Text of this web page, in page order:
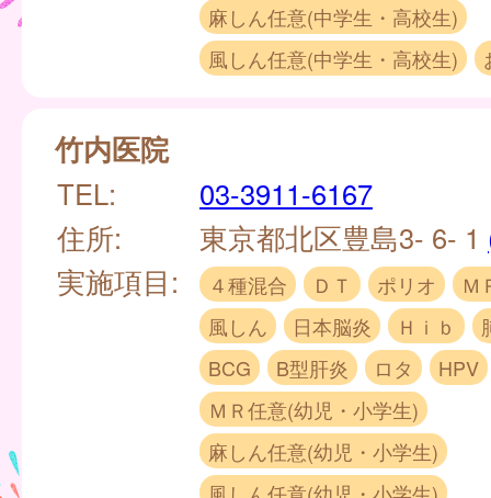
麻しん任意(中学生・高校生)
風しん任意(中学生・高校生)
竹内医院
TEL:
03-3911-6167
住所:
東京都北区豊島3- 6- 1
実施項目:
４種混合 ＤＴ ポリオ
Ｍ
風しん
日本脳炎 Ｈｉｂ
BCG
B型肝炎 ロタ
HPV
ＭＲ任意(幼児・小学生)
麻しん任意(幼児・小学生)